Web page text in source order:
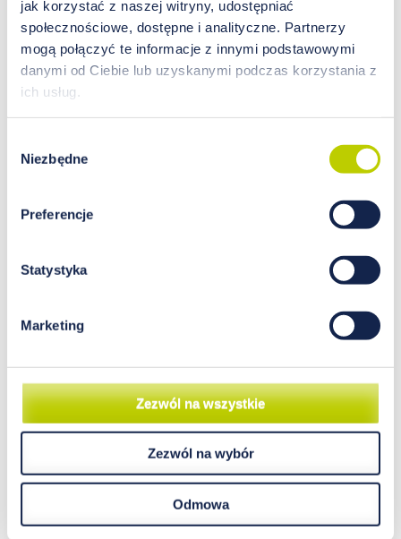
jak korzystać z naszej witryny, udostępniać
społecznościowe, dostępne i analityczne. Partnerzy
mogą połączyć te informacje z innymi podstawowymi
danymi od Ciebie lub uzyskanymi podczas korzystania z
ich usług.
zgody
Niezbędne
Preferencje
Statystyka
Marketing
Zezwól na wszystkie
Zezwól na wybór
Odmowa
niedoboru miedzi jest niedokrwistość
spowodowana zmniejszoną wchłanialnością żelaza
z układu pokarmowego. Miedź zwiększa bowiem
wchłanianie i wykorzystanie żelaza (tymczasem
żelazo może hamować wchłanianie miedzi). Do
innych objawów niedoboru miedzi należą:
nadpobudliwość ruchowa, problemy z
zapamiętywaniem oraz koncentracją, zaburzenia
infekcje, a także zwiększenie kruchości kości i
zaburzenia wzrostu. Na niedobór miedzi szczególnie
dietach. Objawem niedoboru miedzi może być
Dokładny mechanizm powstawania migren nie jest
wciąż znany. Badania wskazują, że predyspozycje
dowody na udział w ich powstawaniu czynników
środowiskowych, takich jak m.in. konkretne składniki
wywoływane przez bardzo różne pokarmy.
Najczęściej wymieniane są: sery żółte i pleśniowe,
czekolada, wino, zwłaszcza czerwone oraz owoce
cytrusowe.